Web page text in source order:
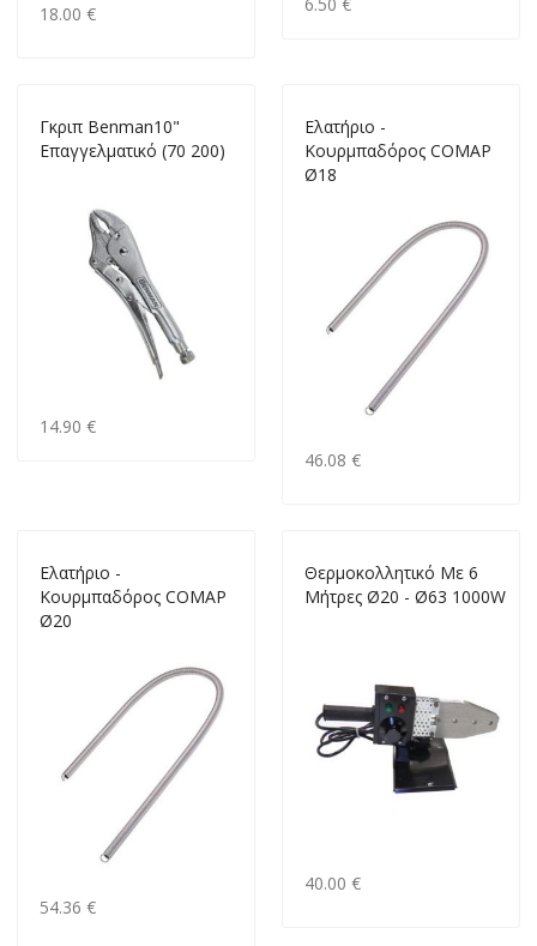
18.00 €
Γκριπ Βenman10"
Επαγγελματικό (70 200)
14.90 €
Ελατήριο -
Κουρμπαδόρος COMAP
Ø18
46.08 €
Ελατήριο -
Κουρμπαδόρος COMAP
Ø20
54.36 €
Θερμοκολλητικό Με 6
Μήτρες Ø20 - Ø63 1000W
40.00 €